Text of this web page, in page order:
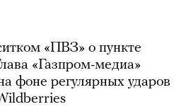
«ПВЗ» о пункте
«Газпром-медиа»
фоне регулярных ударов